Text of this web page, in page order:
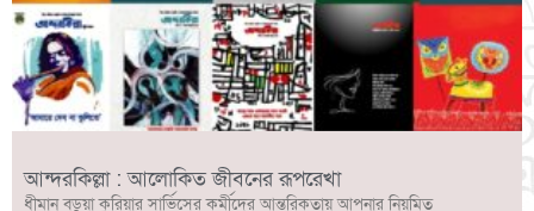
আন্দরকিল্লা : আলোকিত জীবনের রূপরেখা
ধীমান বড়ুয়া কুরিয়ার সার্ভিসের কর্মীদের আন্তরিকতায় আপনার নিয়মিত